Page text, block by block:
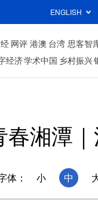
ENGLISH
网评 港澳 台湾 思客智
经济学术中国 乡村振兴
春湘潭
体： 小 中